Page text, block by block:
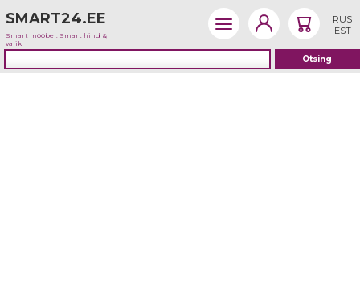
SMART24.EE
Smart mööbel. Smart hind &
valik
RUS
EST